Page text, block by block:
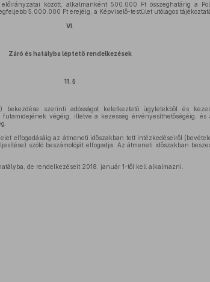
között, alkalmanként 500.000 Ft összeghatárig a
5.000.000 Ft erejéig, a Képviselő-testület utólagos
VI.
Záró és hatályba léptető rendelkezések
11. §
szerinti adósságot keletkeztető ügyletekből és
futamidejének végéig, illetve a kezesség érvényesíthetőségéig,
elfogadásáig az átmeneti időszakban tett intézkedéseiről
szóló beszámolóját elfogadja. Az átmeneti időszakban
de rendelkezéseit 2018. január 1-től kell alkalmazni.